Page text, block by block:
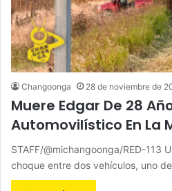
Changoonga 28 de noviembre de
Muere Edgar De 28
Automovilístico En La
STAFF/@michangoonga/RED-113
choque entre dos vehículos, uno